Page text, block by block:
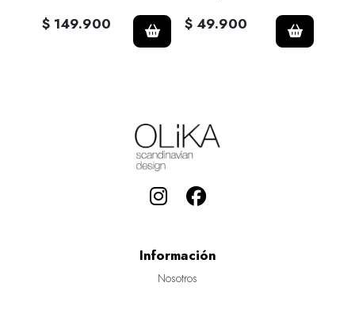
$ 149.900
$ 49.900
Información
Nosotros